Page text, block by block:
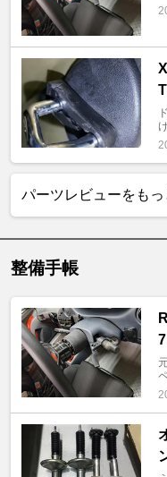
パーツレビューをもっ
整備手帳